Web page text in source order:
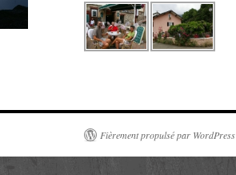
Fièrement propulsé par WordPress